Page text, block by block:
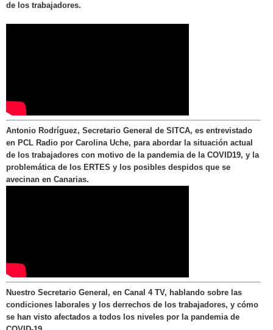
de los trabajadores.
Antonio Rodríguez, Secretario General de SITCA, es entrevistado
en PCL Radio por Carolina Uche, para abordar la situación actual
de los trabajadores con motivo de la pandemia de la COVID19, y la
problemática de los ERTES y los posibles despidos que se
avecinan en Canarias.
Nuestro Secretario General, en Canal 4 TV, hablando sobre las
condiciones laborales y los derrechos de los trabajadores, y cómo
se han visto afectados a todos los niveles por la pandemia de